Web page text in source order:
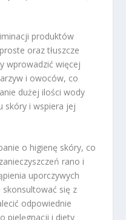
produktów
oraz tłuszcze
wprowadzić więcej
i owoców, co
dużej ilości wody
skóry i wspiera jej
o higienę skóry, co
rano i
uporczywych
się z
odpowiednie
pielęgnacji i diety